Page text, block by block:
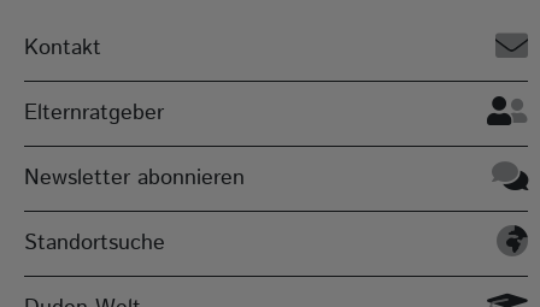
Kontakt
Elternratgeber
Newsletter abonnieren
Standortsuche